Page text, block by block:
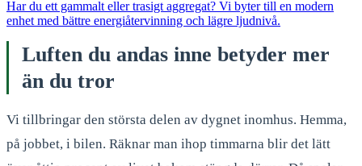
Har du ett gammalt eller trasigt aggregat? Vi byter till en modern
enhet med bättre energiåtervinning och lägre ljudnivå.
Luften du andas inne betyder mer
än du tror
Vi tillbringar den största delen av dygnet inomhus. Hemma,
på jobbet, i bilen. Räknar man ihop timmarna blir det lätt